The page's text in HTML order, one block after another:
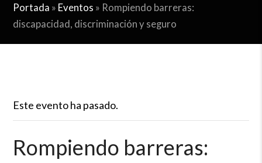
Portada » Eventos » Rompiendo barreras:
discapacidad, discriminación y seguro
Este evento ha pasado.
Rompiendo barreras: